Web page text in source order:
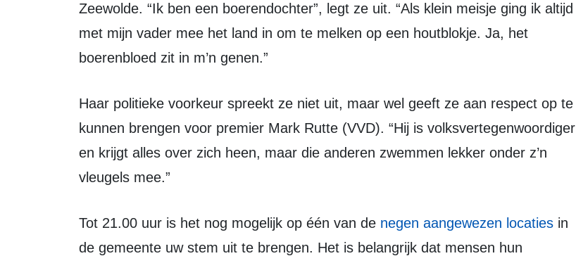
Zeewolde. “Ik ben een boerendochter”, legt ze uit. “Als klein meisje ging ik altijd
met mijn vader mee het land in om te melken op een houtblokje. Ja, het
boerenbloed zit in m’n genen.”
Haar politieke voorkeur spreekt ze niet uit, maar wel geeft ze aan respect op te
kunnen brengen voor premier Mark Rutte (VVD). “Hij is volksvertegenwoordiger
en krijgt alles over zich heen, maar die anderen zwemmen lekker onder z’n
vleugels mee.”
Tot 21.00 uur is het nog mogelijk op één van de negen aangewezen locaties in
de gemeente uw stem uit te brengen. Het is belangrijk dat mensen hun